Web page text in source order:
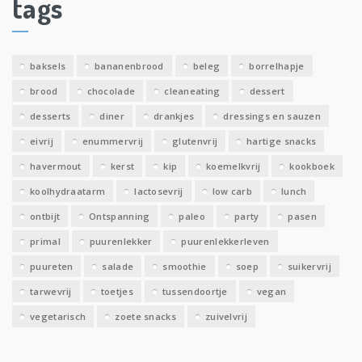
e
v
tags
baksels bananenbrood beleg borrelhapje
brood chocolade cleaneating dessert
desserts diner drankjes dressings en sauzen
eivrij enummervrij glutenvrij hartige snacks
havermout kerst kip koemelkvrij kookboek
koolhydraatarm lactosevrij low carb lunch
ontbijt Ontspanning paleo party pasen
primal puurenlekker puurenlekkerleven
puureten salade smoothie soep suikervrij
tarwevrij toetjes tussendoortje vegan
vegetarisch zoete snacks zuivelvrij